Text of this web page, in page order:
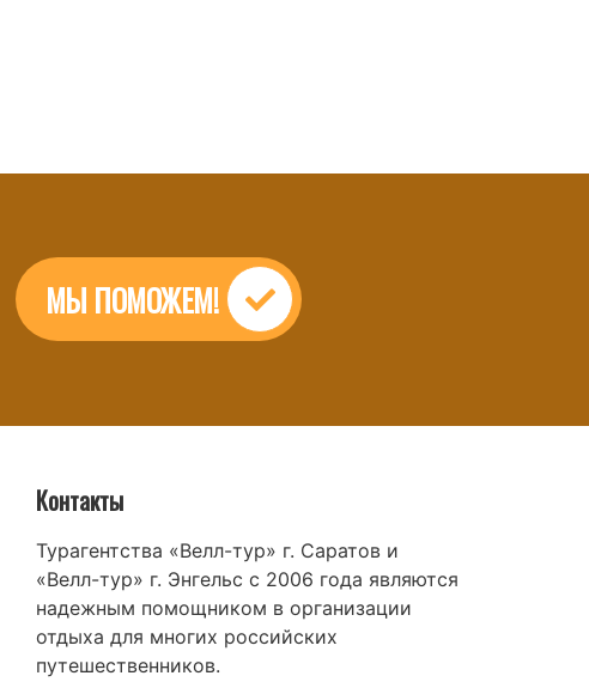
МЫ ПОМОЖЕМ!
Контакты
Турагентства «Велл-тур» г. Саратов и
«Велл-тур» г. Энгельс с 2006 года являются
надежным помощником в организации
отдыха для многих российских
путешественников.